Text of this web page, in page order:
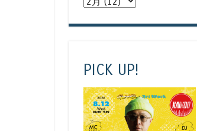
PICK UP!